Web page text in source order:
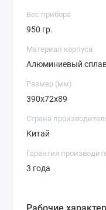
Вес прибора
950 гр.
Материал корпуса
Алюминиевый
Размер (мм)
390x72x89
Страна
Китай
Гарантия
3 года